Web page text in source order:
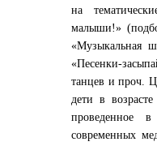
на
малыши!»
«Музыкальная
«Песенки-
танцев и проч.
дети в
проведенное
современных